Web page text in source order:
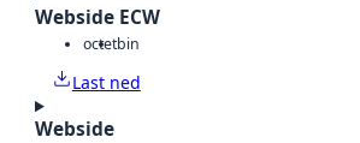
Webside ECW
octetbin
Last ned
Webside